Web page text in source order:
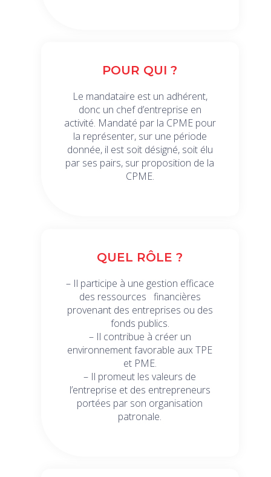
POUR QUI ?
Le mandataire est un adhérent,
donc un chef d’entreprise en
activité. Mandaté par la CPME pour
la représenter, sur une période
donnée, il est soit désigné, soit élu
par ses pairs, sur proposition de la
CPME.
QUEL RÔLE ?
– Il participe à une gestion efficace
des ressources financières
provenant des entreprises ou des
fonds publics.
– Il contribue à créer un
environnement favorable aux TPE
et PME.
– Il promeut les valeurs de
l’entreprise et des entrepreneurs
portées par son organisation
patronale.